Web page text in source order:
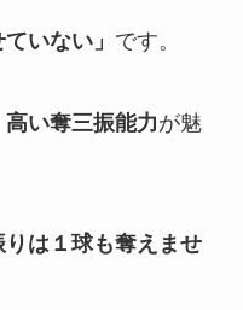
いない」 です。
高い奪三振能力が魅
りは１球も奪えませ